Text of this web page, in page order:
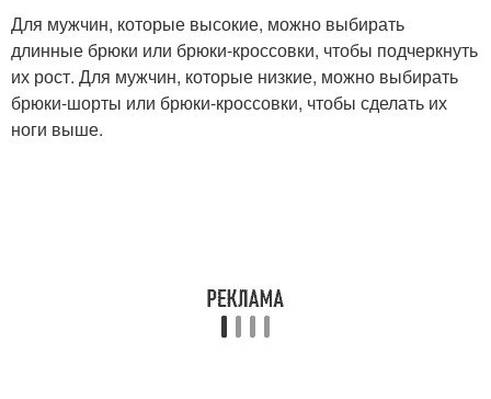
Для мужчин, которые высокие, можно выбирать
длинные брюки или брюки-кроссовки, чтобы подчеркнуть
их рост. Для мужчин, которые низкие, можно выбирать
брюки-шорты или брюки-кроссовки, чтобы сделать их
ноги выше.